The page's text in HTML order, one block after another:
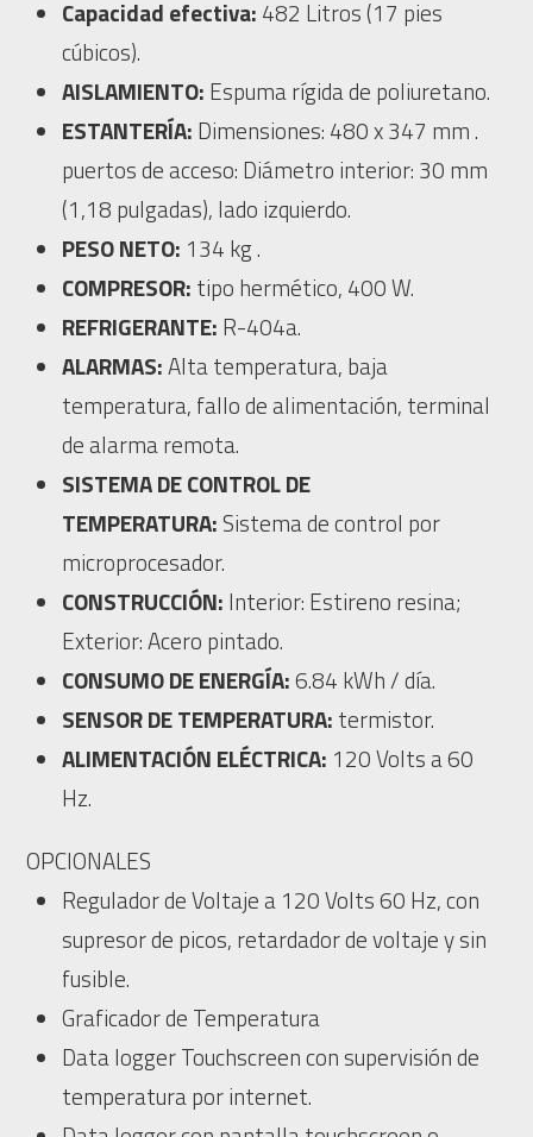
Capacidad efectiva: 482 Litros (17 pies
cúbicos).
AISLAMIENTO: Espuma rígida de poliuretano.
ESTANTERÍA: Dimensiones: 480 x 347 mm .
puertos de acceso: Diámetro interior: 30 mm
(1,18 pulgadas), lado izquierdo.
PESO NETO: 134 kg .
COMPRESOR: tipo hermético, 400 W.
REFRIGERANTE: R-404a.
ALARMAS:Alta temperatura, baja
temperatura, fallo de alimentación, terminal
de alarma remota.
SISTEMA DE CONTROL DE
TEMPERATURA:Sistema de control por
microprocesador.
CONSTRUCCIÓN: Interior: Estireno resina;
Exterior: Acero pintado.
CONSUMO DE ENERGÍA:6.84 kWh / día.
SENSOR DE TEMPERATURA: termistor.
ALIMENTACIÓN ELÉCTRICA: 120 Volts a 60
Hz.
OPCIONALES
Regulador de Voltaje a 120 Volts 60 Hz, con
supresor de picos, retardador de voltaje y sin
fusible.
Graficador de Temperatura
Data logger Touchscreen con supervisión de
temperatura por internet.